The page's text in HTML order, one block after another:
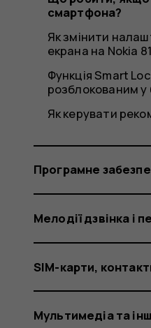
смартфона?
Як змінити
екрана на Nokia
Функція Smart
розблокованим у
Як керувати
Програмне
Мелодії дзвінка і
SIM-карти,
Мультимедіа та